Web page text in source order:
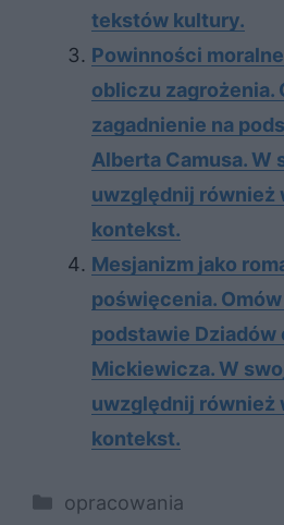
tek­stów kul­tu­ry.
Powinności
obliczu zagrożenia.
zagadnienie na
Alberta Camusa. W
uwzględnij również
kontekst.
Mesjanizm jako
poświęcenia.
podstawie Dziadów
Mickiewicza. W
uwzględnij również
kontekst.
Kategorie
opracowania